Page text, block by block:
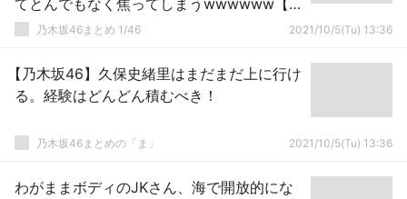
てとんでもなく焦ってしまうwwwwww【乃
木坂46】
乃木坂46まとめ 1/46 2021/10/5(Tu) 13:36
【乃木坂46】久保史緒里はまだまだ上に行け
る。経験はどんどん積むべき！
乃木坂46まとめの「ま」 2021/10/5(Tu) 13:36
わがままボディのJKさん、海で開放的にな